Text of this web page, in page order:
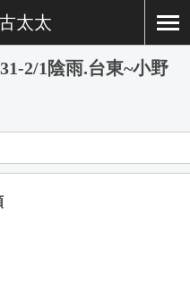
太太
2/1陰雨.台東~小野